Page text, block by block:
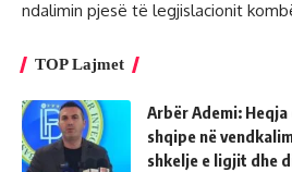
ndalimin pjesë të legjislacionit
TOP Lajmet
Arbër Ademi:
shqipe në
shkelje e ligjit dhe